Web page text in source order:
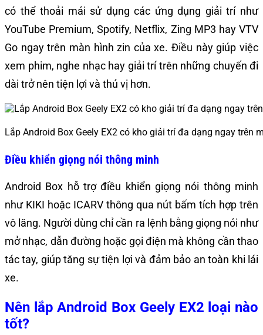
có thể thoải mái sử dụng các ứng dụng giải trí như
YouTube Premium, Spotify, Netflix, Zing MP3 hay VTV
Go ngay trên màn hình zin của xe. Điều này giúp việc
xem phim, nghe nhạc hay giải trí trên những chuyến đi
dài trở nên tiện lợi và thú vị hơn.
Lắp Android Box Geely EX2 có kho giải trí đa dạng ngay trên
Điều khiển giọng nói thông minh
Android Box hỗ trợ điều khiển giọng nói thông minh
như KIKI hoặc ICARV thông qua nút bấm tích hợp trên
vô lăng. Người dùng chỉ cần ra lệnh bằng giọng nói như
mở nhạc, dẫn đường hoặc gọi điện mà không cần thao
tác tay, giúp tăng sự tiện lợi và đảm bảo an toàn khi lái
xe.
Nên lắp Android Box Geely EX2 loại nào
tốt?